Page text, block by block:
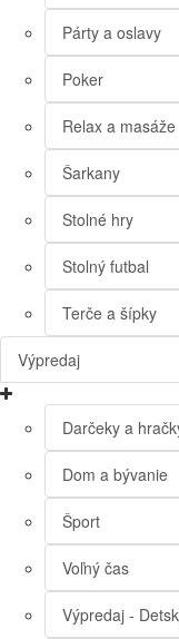
Párty a oslavy
Poker
Relax a masáže
Šarkany
Stolné hry
Stolný futbal
Terče a šípky
Výpredaj
Darčeky a
Dom a bývanie
Šport
Voľný čas
Výpredaj -